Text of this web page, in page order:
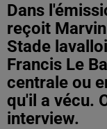
Dans
reçoit
Stade
Francis Le
centrale ou
qu'il a vécu.
interview.